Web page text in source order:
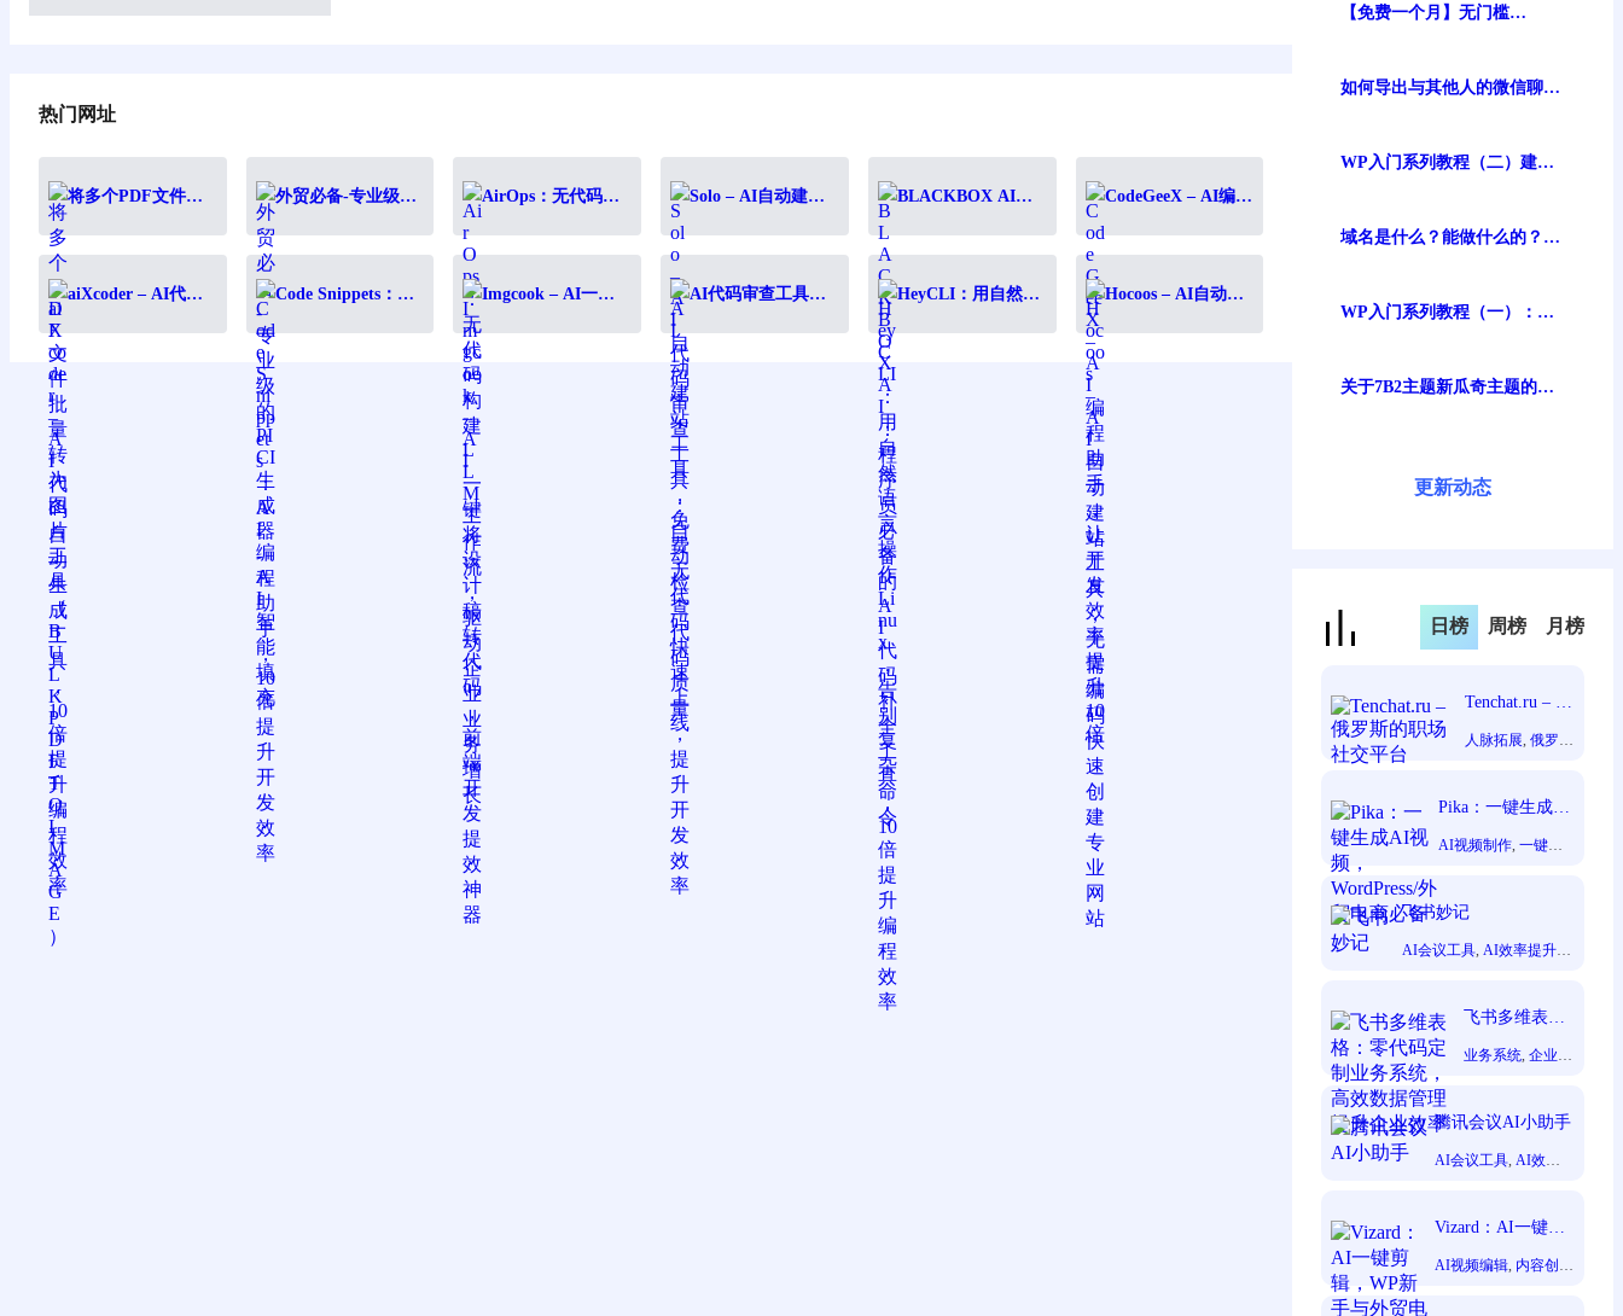
热门网址
将多个PDF文件批
（BULK PDF TO
IMAGE）
外贸必备-专业级的
PI CI生成器-AI智能
填充
AirOps：无代码构
动企业业务增长
Solo – AI自动建站
快速上线
BLACKBOX AI：
码补全工具，10倍
提升编程效率
CodeGeeX – AI编程
提升10倍
aiXcoder – AI代码
倍提升编程效率
Code Snippets：AI
升开发效率
Imgcook – AI一键
前端开发提效神器
AI代码审查工具：
量，提升开发效率
HeyCLI：用自然语
复杂命令
Hocoos – AI自动建
快速创建专业网站
【免费一个月】无门槛
如何导出与其他人的微信聊天
WP入门系列教程（二）建站
域名是什么？能做什么的？在
WP入门系列教程（一）：说
关于7B2主题新瓜奇主题的一
更新动态
日榜 周榜 月榜
Tenchat.ru – 俄
交平台
人脉拓展, 俄罗
Pika：一键生成AI
外贸电商必备
AI视频制作, 一键生
体创作者
飞书妙记
AI会议工具, AI效率提升,
飞书多维表
制业务系统，
业务系统, 企业效
维表格
腾讯会议AI小助手
AI会议工具, AI效率
Vizard：AI一键剪
贸电商必备
AI视频编辑, 内容创作